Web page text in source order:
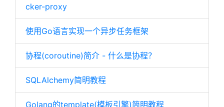
cker-proxy
使用Go语言实现一个异步任务框架
协程(coroutine)简介 - 什么是协程？
SQLAlchemy简明教程
Golang的template(模板引擎)简明教程